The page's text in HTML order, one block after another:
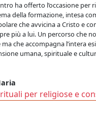
ha offerto l’occasione per
della formazione, intesa
che avvicina a Cristo e
più a lui. Un percorso che
che accompagna l’intera
umana, spirituale e
per religiose e